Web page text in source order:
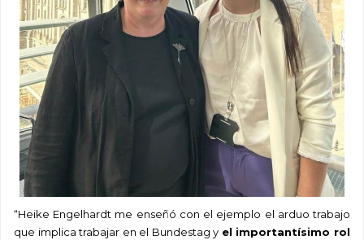
“Heike Engelhardt me enseñó con el ejemplo el arduo trabajo
que implica trabajar en el Bundestag y el importantísimo rol